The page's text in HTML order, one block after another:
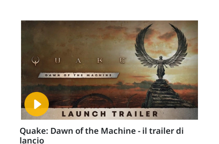
Quake: Dawn of the Machine - il trailer di
lancio